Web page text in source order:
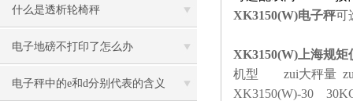
中的运用
什么是透析轮椅秤
电子地磅不打印了怎么办
电子秤中的e和d分别代表的含义
XK3150(W)电子秤可
XK3150(W)上海规
机型 zui大秤量
XK3150(W)-30